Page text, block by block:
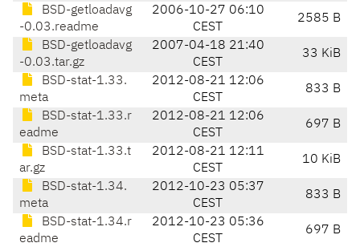
BSD-getloadavg
-0.03.readme
2006-10-27 06:10
CEST
2585 B
BSD-getloadavg
-0.03.tar.gz
2007-04-18 21:40
CEST
33 KiB
BSD-stat-1.33.
meta
2012-08-21 12:06
CEST
833 B
BSD-stat-1.33.r
eadme
2012-08-21 12:06
CEST
697 B
BSD-stat-1.33.t
ar.gz
2012-08-21 12:11
CEST
10 KiB
BSD-stat-1.34.
meta
2012-10-23 05:37
CEST
833 B
BSD-stat-1.34.r
eadme
2012-10-23 05:36
CEST
697 B